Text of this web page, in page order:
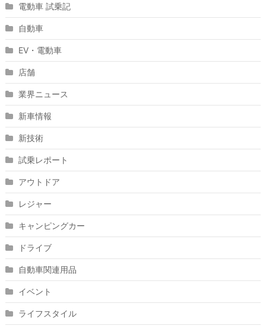
電動車 試乗記
自動車
EV・電動車
店舗
業界ニュース
新車情報
新技術
試乗レポート
アウトドア
レジャー
キャンピングカー
ドライブ
自動車関連用品
イベント
ライフスタイル